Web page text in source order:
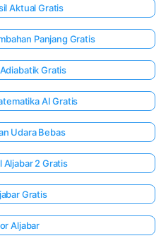
Aktual Gratis
Panjang Gratis
Gratis
AI Gratis
Udara Bebas
Aljabar 2 Gratis
Gratis
Aljabar